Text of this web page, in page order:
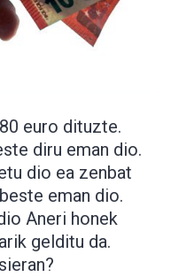
euro dituzte.
diru eman dio.
dio ea zenbat
eman dio.
Aneri honek
gelditu da.